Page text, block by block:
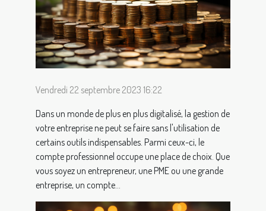
Vendredi 22 septembre 2023 16:22
Dans un monde de plus en plus digitalisé, la gestion de
votre entreprise ne peut se faire sans l'utilisation de
certains outils indispensables. Parmi ceux-ci, le
compte professionnel occupe une place de choix. Que
vous soyez un entrepreneur, une PME ou une grande
entreprise, un compte...